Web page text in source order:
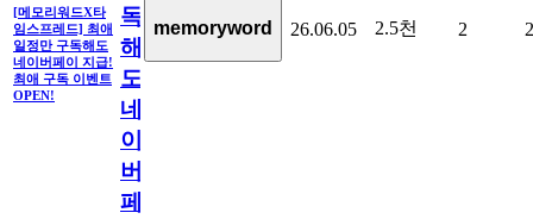
[메모리워드X타
임스프레드] 최애
일정만 구독해도
네이버페이 지급!
최애 구독 이벤트
OPEN!
독
해
도
네
이
버
페
memoryword 26.06.05 2.5천 2 2